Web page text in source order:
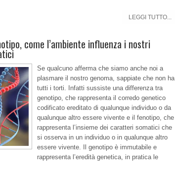
LEGGI TUTTO...
come l’ambiente influenza i nostri
Se qualcuno afferma che siamo anche noi a
plasmare il nostro genoma, sappiate che non ha
tutti i torti. Infatti sussiste una differenza tra
genotipo, che rappresenta il corredo genetico
codificato ereditato di qualunque individuo o da
qualunque altro essere vivente e il fenotipo, che
rappresenta l’insieme dei caratteri somatici che
si osserva in un individuo o in qualunque altro
essere vivente. Il genotipo è immutabile e
rappresenta l’eredità genetica, in pratica le